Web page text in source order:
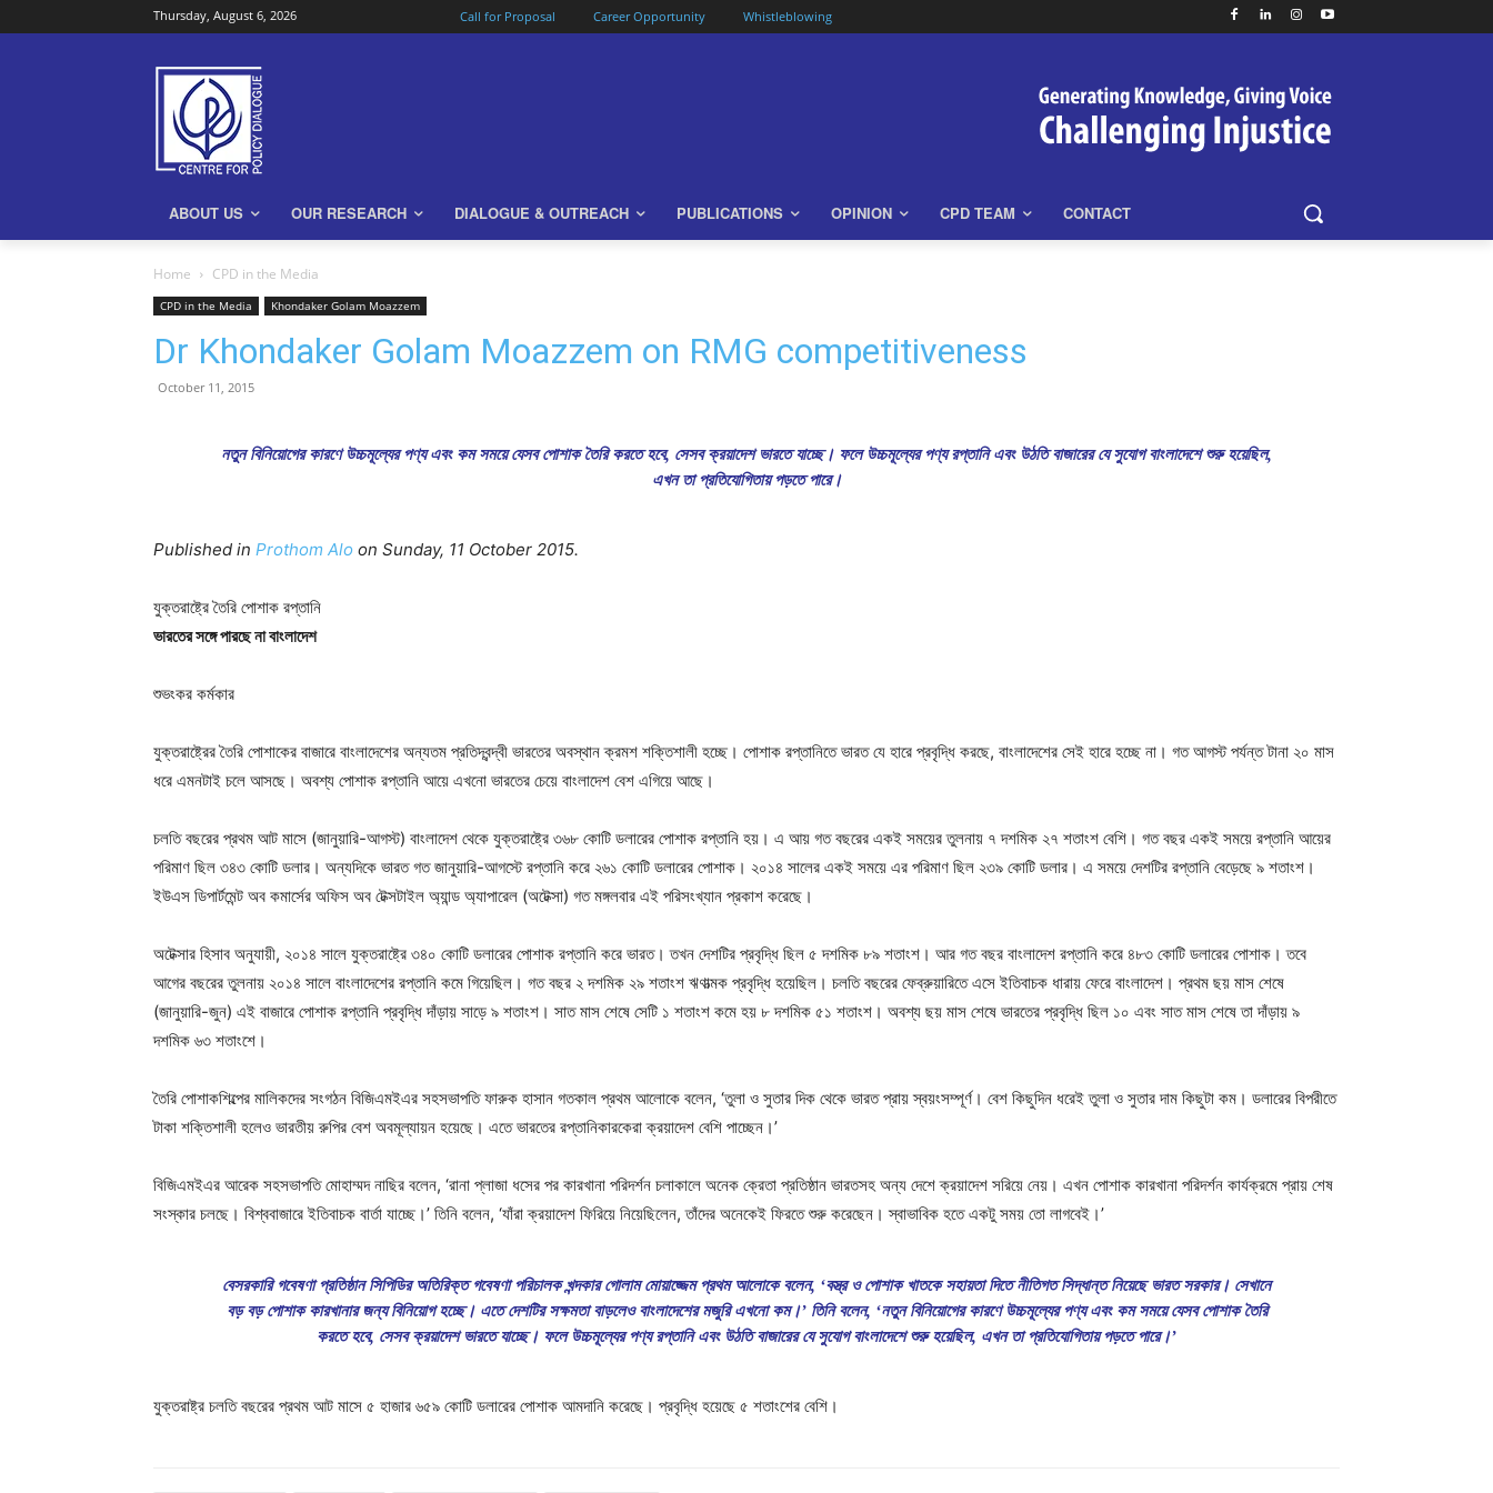
Thursday, August 6, 2026 Call for Proposal Career Opportunity Whistleblowing
ABOUT US OUR RESEARCH DIALOGUE & OUTREACH PUBLICATIONS OPINION CPD TEAM CONTACT
Home CPD in the Media
CPD in the Media Khondaker Golam Moazzem
Dr Khondaker Golam Moazzem on RMG competitiveness
October 11, 2015
নতুন বিনিয়োগের কারণে উচ্চমূল্যের পণ্য এবং কম সময়ে যেসব পোশাক তৈরি করতে হবে, সেসব ক্রয়াদেশ ভারতে যাচ্ছে। ফলে উচ্চমূল্যের পণ্য রপ্তানি এবং উঠতি বাজারের যে সুযোগ বাংলাদেশে শুরু হয়েছিল,
এখন তা প্রতিযোগিতায় পড়তে পারে।
Published in Prothom Alo on Sunday, 11 October 2015.
যুক্তরাষ্ট্রে তৈরি পোশাক রপ্তানি
ভারতের সঙ্গে পারছে না বাংলাদেশ
শুভংকর কর্মকার
যুক্তরাষ্ট্রের তৈরি পোশাকের বাজারে বাংলাদেশের অন্যতম প্রতিদ্বন্দ্বী ভারতের অবস্থান ক্রমশ শক্তিশালী হচ্ছে। পোশাক রপ্তানিতে ভারত যে হারে প্রবৃদ্ধি করছে, বাংলাদেশের সেই হারে হচ্ছে না। গত আগস্ট পর্যন্ত টানা ২০ মাস
ধরে এমনটাই চলে আসছে। অবশ্য পোশাক রপ্তানি আয়ে এখনো ভারতের চেয়ে বাংলাদেশ বেশ এগিয়ে আছে।
চলতি বছরের প্রথম আট মাসে (জানুয়ারি-আগস্ট) বাংলাদেশ থেকে যুক্তরাষ্ট্রে ৩৬৮ কোটি ডলারের পোশাক রপ্তানি হয়। এ আয় গত বছরের একই সময়ের তুলনায় ৭ দশমিক ২৭ শতাংশ বেশি। গত বছর একই সময়ে রপ্তানি আয়ের
পরিমাণ ছিল ৩৪৩ কোটি ডলার। অন্যদিকে ভারত গত জানুয়ারি-আগস্টে রপ্তানি করে ২৬১ কোটি ডলারের পোশাক। ২০১৪ সালের একই সময়ে এর পরিমাণ ছিল ২৩৯ কোটি ডলার। এ সময়ে দেশটির রপ্তানি বেড়েছে ৯ শতাংশ।
ইউএস ডিপার্টমেন্ট অব কমার্সের অফিস অব টেক্সটাইল অ্যান্ড অ্যাপারেল (অটেক্সা) গত মঙ্গলবার এই পরিসংখ্যান প্রকাশ করেছে।
অটেক্সার হিসাব অনুযায়ী, ২০১৪ সালে যুক্তরাষ্ট্রে ৩৪০ কোটি ডলারের পোশাক রপ্তানি করে ভারত। তখন দেশটির প্রবৃদ্ধি ছিল ৫ দশমিক ৮৯ শতাংশ। আর গত বছর বাংলাদেশ রপ্তানি করে ৪৮৩ কোটি ডলারের পোশাক। তবে
আগের বছরের তুলনায় ২০১৪ সালে বাংলাদেশের রপ্তানি কমে গিয়েছিল। গত বছর ২ দশমিক ২৯ শতাংশ ঋণাত্মক প্রবৃদ্ধি হয়েছিল। চলতি বছরের ফেব্রুয়ারিতে এসে ইতিবাচক ধারায় ফেরে বাংলাদেশ। প্রথম ছয় মাস শেষে
(জানুয়ারি-জুন) এই বাজারে পোশাক রপ্তানি প্রবৃদ্ধি দাঁড়ায় সাড়ে ৯ শতাংশ। সাত মাস শেষে সেটি ১ শতাংশ কমে হয় ৮ দশমিক ৫১ শতাংশ। অবশ্য ছয় মাস শেষে ভারতের প্রবৃদ্ধি ছিল ১০ এবং সাত মাস শেষে তা দাঁড়ায় ৯
দশমিক ৬৩ শতাংশে।
তৈরি পোশাকশিল্পের মালিকদের সংগঠন বিজিএমইএর সহসভাপতি ফারুক হাসান গতকাল প্রথম আলোকে বলেন, ‘তুলা ও সুতার দিক থেকে ভারত প্রায় স্বয়ংসম্পূর্ণ। বেশ কিছুদিন ধরেই তুলা ও সুতার দাম কিছুটা কম। ডলারের বিপরীতে
টাকা শক্তিশালী হলেও ভারতীয় রুপির বেশ অবমূল্যায়ন হয়েছে। এতে ভারতের রপ্তানিকারকেরা ক্রয়াদেশ বেশি পাচ্ছেন।’
বিজিএমইএর আরেক সহসভাপতি মোহাম্মদ নাছির বলেন, ‘রানা প্লাজা ধসের পর কারখানা পরিদর্শন চলাকালে অনেক ক্রেতা প্রতিষ্ঠান ভারতসহ অন্য দেশে ক্রয়াদেশ সরিয়ে নেয়। এখন পোশাক কারখানা পরিদর্শন কার্যক্রমে প্রায় শেষ
সংস্কার চলছে। বিশ্ববাজারে ইতিবাচক বার্তা যাচ্ছে।’ তিনি বলেন, ‘যাঁরা ক্রয়াদেশ ফিরিয়ে নিয়েছিলেন, তাঁদের অনেকেই ফিরতে শুরু করেছেন। স্বাভাবিক হতে একটু সময় তো লাগবেই।’
বেসরকারি গবেষণা প্রতিষ্ঠান সিপিডির অতিরিক্ত গবেষণা পরিচালক খন্দকার গোলাম মোয়াজ্জেম প্রথম আলোকে বলেন, ‘বস্ত্র ও পোশাক খাতকে সহায়তা দিতে নীতিগত সিদ্ধান্ত নিয়েছে ভারত সরকার। সেখানে
বড় বড় পোশাক কারখানার জন্য বিনিয়োগ হচ্ছে। এতে দেশটির সক্ষমতা বাড়লেও বাংলাদেশের মজুরি এখনো কম।’ তিনি বলেন, ‘নতুন বিনিয়োগের কারণে উচ্চমূল্যের পণ্য এবং কম সময়ে যেসব পোশাক তৈরি
করতে হবে, সেসব ক্রয়াদেশ ভারতে যাচ্ছে। ফলে উচ্চমূল্যের পণ্য রপ্তানি এবং উঠতি বাজারের যে সুযোগ বাংলাদেশে শুরু হয়েছিল, এখন তা প্রতিযোগিতায় পড়তে পারে।’
যুক্তরাষ্ট্র চলতি বছরের প্রথম আট মাসে ৫ হাজার ৬৫৯ কোটি ডলারের পোশাক আমদানি করেছে। প্রবৃদ্ধি হয়েছে ৫ শতাংশের বেশি।